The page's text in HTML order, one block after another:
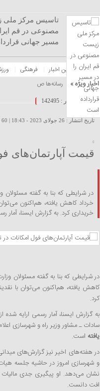
تاسیس مرکز ملی
مصنوعی در قم
مسیر جهانی
خانه آخرین اخبار فرهنگی
اخبار ویژه » رسانه‌ها صدای مطالبات
شناسه خبر : 142495
تاریخ انتشار : 26 جولای 2023 - 18:43 | 60 بازدید
قیمت آپارتمان‌های
خریداری کرد. به گزارش ایسنا،
کرد.
به گزارش ایسنا، آمار رسمی ارایه
سادات ـ مشاور وزیر راه و شهرسازی
یافته است.
در هفته‌های اخیر نیز گزارش‌های
نشان می‌دهد. او پیگیری جدی مالیات
افت دانست.